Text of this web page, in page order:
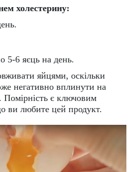
холестерину:
5-6 яєць на день.
яйцями, оскільки
негативно вплинути на
Помірність є ключовим
ви любите цей продукт.